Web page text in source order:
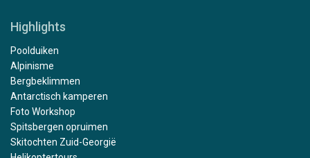
Highlights
Poolduiken
Alpinisme
Bergbeklimmen
Antarctisch kamperen
Foto Workshop
Spitsbergen opruimen
Skitochten Zuid-Georgië